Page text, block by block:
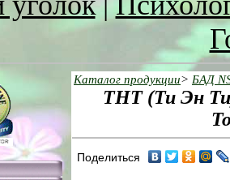
Каталог продукции> БАД
ТНТ (Ти Эн
Поделиться